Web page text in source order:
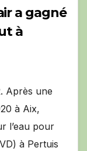
a gagné
à
Après une
à Aix,
l’eau pour
à Pertuis